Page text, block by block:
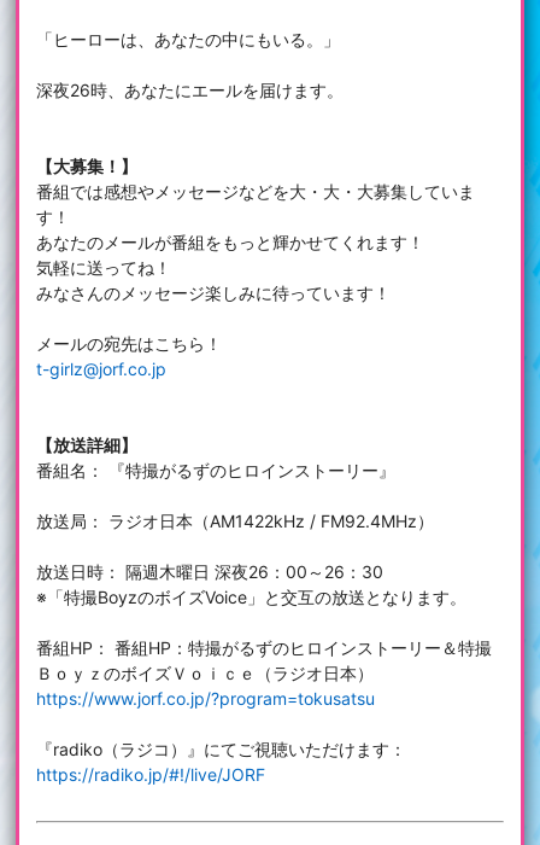
「ヒーローは、あなたの中にもいる。」
深夜26時、あなたにエールを届けます。
【大募集！】
番組では感想やメッセージなどを大・大・大募集していま
す！
あなたのメールが番組をもっと輝かせてくれます！
気軽に送ってね！
みなさんのメッセージ楽しみに待っています！
メールの宛先はこちら！
t-girlz@jorf.co.jp
【放送詳細】
番組名： 『特撮がるずのヒロインストーリー』
放送局： ラジオ日本（AM1422kHz / FM92.4MHz）
放送日時： 隔週木曜日 深夜26：00～26：30
※「特撮BoyzのボイズVoice」と交互の放送となります。
番組HP： 番組HP：特撮がるずのヒロインストーリー＆特撮
ＢｏｙｚのボイズＶｏｉｃｅ（ラジオ日本）
https://www.jorf.co.jp/?program=tokusatsu
『radiko（ラジコ）』にてご視聴いただけます：
https://radiko.jp/#!/live/JORF